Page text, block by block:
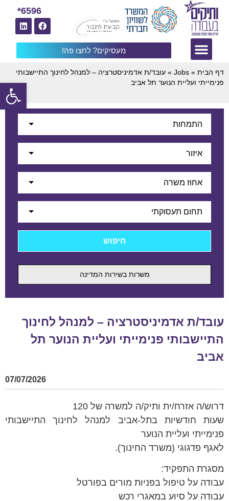
מעסיקים? לחצו פה!
6596*
דף הבית »
Jobs
» עובד/ת אדמיניסטרציה – למנהל לחינוך התיישבותי
פנימייתי ועליית הנוער תל אביב
התמחות
איזור
אחוז משרה
תחום תעסוקתי
משרות בשירות המדינה
עובד/ת אדמיניסטרציה – למנהל לחינוך
התיישבותי פנימייתי ועליית הנוער תל
אביב
07/07/2026
דרוש/ה אזרח/ית ותיק/ה למשרה של 120
שעות חודשיות בתל-אביב למנהל לחינוך התיישבותי
פנימייתי ועליית הנוער
לאגף פדגוגי (משרד החינוך).
מסגרת התפקיד:
עבודה על טיפול בפניות מורים בפורטל
עבודה על סיוע במאגרי רכש